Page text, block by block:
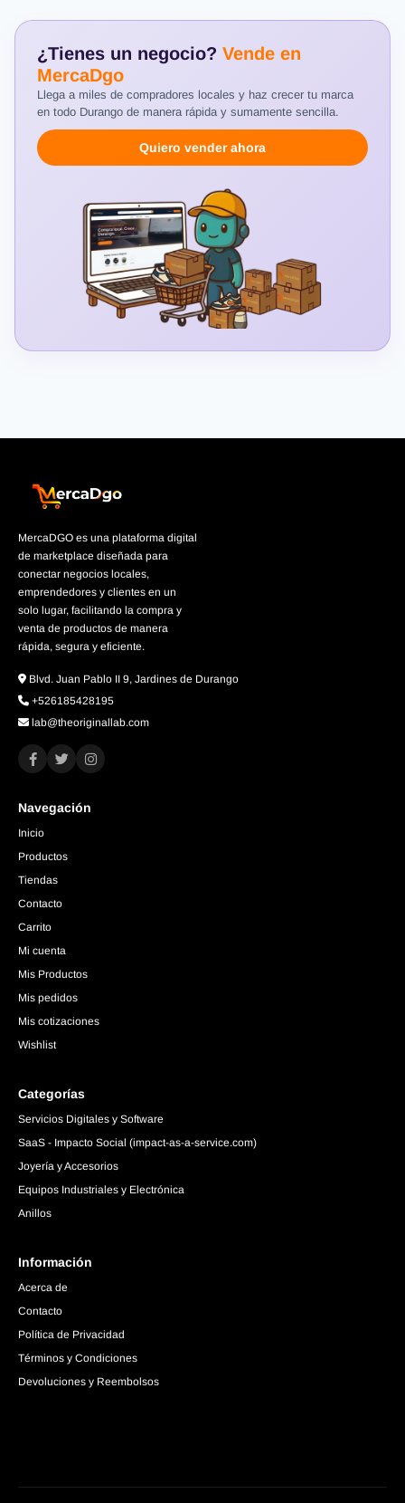
¿Tienes un negocio? Vende en
MercaDgo
Llega a miles de compradores locales y haz crecer tu marca
en todo Durango de manera rápida y sumamente sencilla.
Quiero vender ahora
MercaDGO es una plataforma digital
de marketplace diseñada para
conectar negocios locales,
emprendedores y clientes en un
solo lugar, facilitando la compra y
venta de productos de manera
rápida, segura y eficiente.
Blvd. Juan Pablo II 9, Jardines de Durango
+526185428195
lab@theoriginallab.com
Navegación
Inicio
Productos
Tiendas
Contacto
Carrito
Mi cuenta
Mis Productos
Mis pedidos
Mis cotizaciones
Wishlist
Categorías
Servicios Digitales y Software
SaaS - Impacto Social (impact-as-a-service.com)
Joyería y Accesorios
Equipos Industriales y Electrónica
Anillos
Información
Acerca de
Contacto
Política de Privacidad
Términos y Condiciones
Devoluciones y Reembolsos